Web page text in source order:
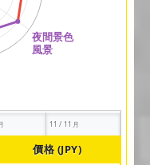
11 / 11月
價格 (JPY)